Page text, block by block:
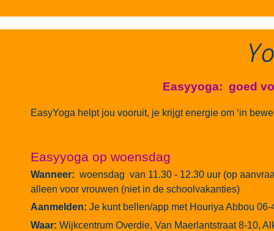
Easyyoga: goed
EasyYoga helpt jou vooruit, je krijgt energie om ‘in
Easyyoga op woensdag
Wanneer: woensdag van 11.30 - 12.30 uur (op
alleen voor vrouwen (niet in de schoolvakanties)
Aanmelden: Je kunt bellen/app met Houriya Abbou 06-
Waar: Wijkcentrum Overdie, Van Maerlantstraat 8-10,